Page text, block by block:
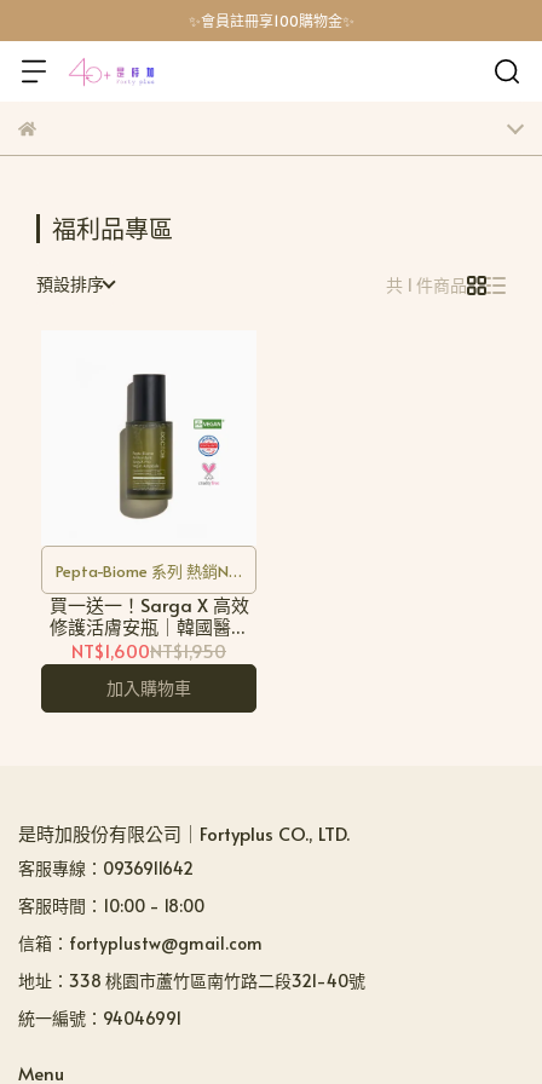
✨會員註冊享100購物金✨
福利品專區
預設排序 共 1 件商品
Pepta-Biome 系列 熱銷No.
1
買一送一！Sarga X 高效
修護活膚安瓶｜韓國醫美
保養推薦品牌
NT$1,600NT$1,950
加入購物車
是時加股份有限公司｜Fortyplus CO., LTD.
客服專線：0936911642
客服時間：10:00 - 18:00
信箱：fortyplustw@gmail.com
地址：338 桃園市蘆竹區南竹路二段321-40號
統一編號：94046991
Menu